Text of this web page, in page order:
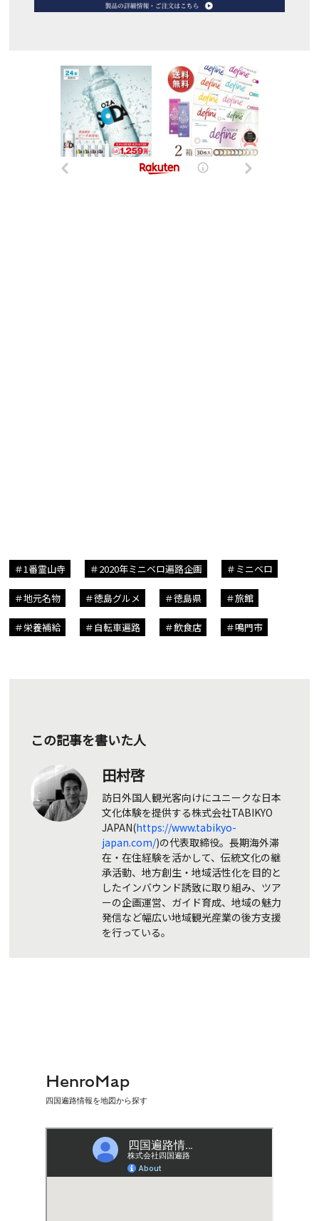
1番霊山寺 2020年ミニベロ遍路企画 ミニベロ
地元名物 徳島グルメ 徳島県 旅館
栄養補給 自転車遍路 飲食店 鳴門市
この記事を書いた人
田村啓
訪日外国人観光客向けにユニークな日本
文化体験を提供する株式会社TABIKYO
JAPAN(https://www.tabikyo-
japan.com/)の代表取締役。長期海外滞
在・在住経験を活かして、伝統文化の継
承活動、地方創生・地域活性化を目的と
したインバウンド誘致に取り組み、ツア
ーの企画運営、ガイド育成、地域の魅力
発信など幅広い地域観光産業の後方支援
を行っている。
HenroMap
四国遍路情報を地図から探す